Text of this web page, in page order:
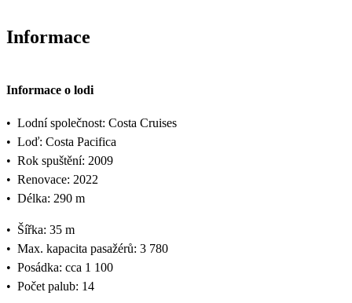
Informace
Informace o lodi
• Lodní společnost: Costa Cruises
• Loď: Costa Pacifica
• Rok spuštění: 2009
• Renovace: 2022
• Délka: 290 m
• Šířka: 35 m
• Max. kapacita pasažérů: 3 780
• Posádka: cca 1 100
• Počet palub: 14